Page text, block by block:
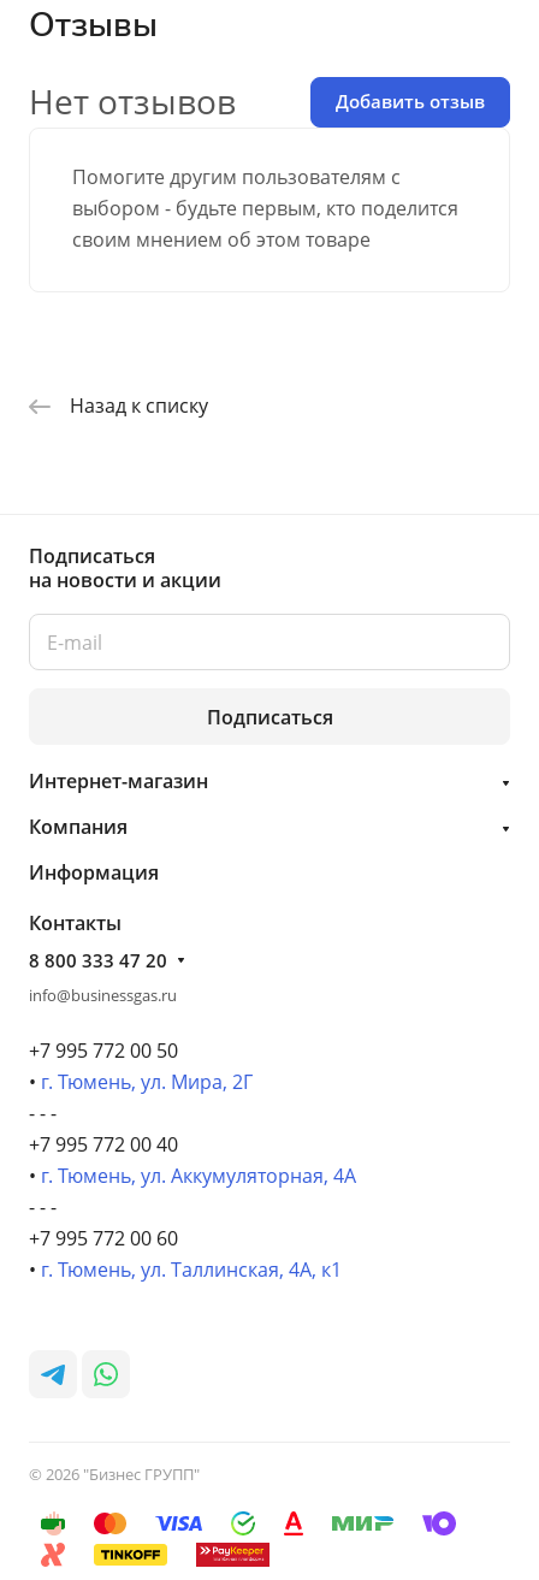
Отзывы
Помогите другим пользователям с
выбором - будьте первым, кто поделится
своим мнением об этом товаре
Нет отзывов Добавить отзыв
Назад к списку
Подписаться
на новости и акции
Подписаться
Интернет-магазин
Компания
Информация
Контакты
8 800 333 47 20
info@businessgas.ru
+7 995 772 00 50
• г. Тюмень, ул. Мира, 2Г
- - -
+7 995 772 00 40
• г. Тюмень, ул. Аккумуляторная, 4А
- - -
+7 995 772 00 60
• г. Тюмень, ул. Таллинская, 4А, к1
© 2026 "Бизнес ГРУПП"